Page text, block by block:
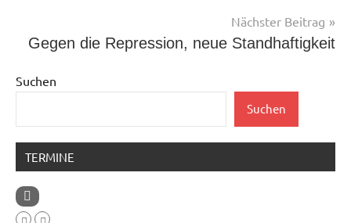
Nächster Beitrag
Gegen die Repression, neue Standhaftigkeit
Suchen
Suchen
TERMINE